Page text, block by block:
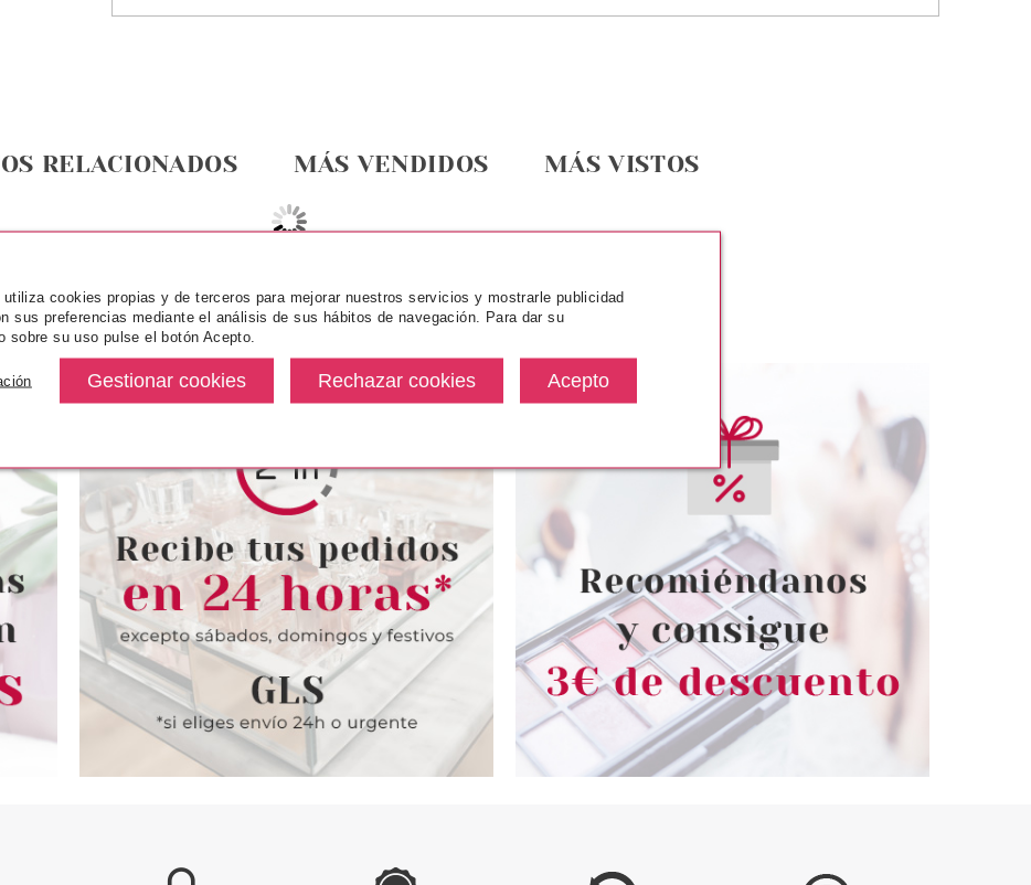
RELACIONADOS MÁS VENDIDOS MÁS VISTOS
CATRICE
KAJAL LAPIZ DE
CAT 1.2 G
1.94€
CATRICE
CATRICE ABOUT TONIGHT
SOMBRA DE OJOS LÍQUIDA
MÉTALICA 01
Pvr 5.69€
-28%
desde
4.11€
CATRICE DEFINIDOR DE CEJAS
DE LARGA DURACION 030
CHOCOLATE BROW'NIE
Pvr 3.79€
-10%
desde
3.40€
CATRICE ABOUT TONIGHT
SOMBRA DE OJOS LÍQUIDA
MÉTALICA 04
Pvr 5.69€
-24%
desde
cookies propias y de terceros para mejorar nuestros servicios y mostrarle publicidad
sus preferencias mediante el análisis de sus hábitos de navegación. Para dar su
sobre su uso pulse el botón Acepto.